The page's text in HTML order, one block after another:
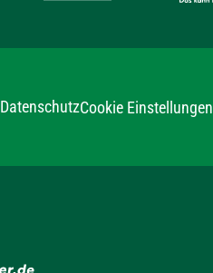
DatenschutzCookie Einstellungen